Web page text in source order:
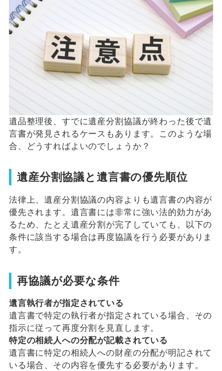
遺品整理後、すでに遺産分割協議が終わった後で遺
言書が発見されるケースもあります。このような場
合、どうすればよいのでしょうか？
遺産分割協議と遺言書の優先順位
法律上、遺産分割協議の内容よりも遺言書の内容が
優先されます。遺言書には非常に強い法的効力があ
るため、たとえ遺産分割が完了していても、以下の
条件に該当する場合は再度協議を行う必要がありま
す。
再協議が必要な条件
遺言執行者が指定されている
遺言書で特定の執行者が指定されている場合、その
指示に従って再度分割を見直します。
特定の相続人への分配が記載されている
遺言書に特定の相続人への財産の分配が明記されて
いる場合、その内容を優先する必要があります。